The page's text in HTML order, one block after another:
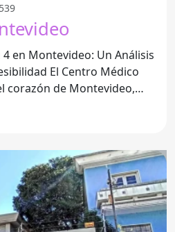
en Montevideo: Un Análisis
Médico
corazón de Montevideo,